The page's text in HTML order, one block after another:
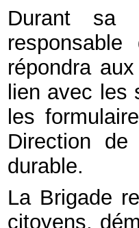
Durant sa
répondra
lien avec les
les
Direction de
durable.
La Brigade
citoyens,